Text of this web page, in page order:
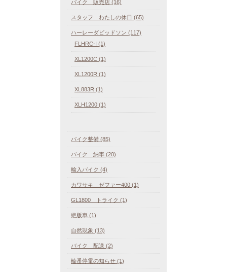
バイク 販売店 (16)
スタッフ わたしの休日 (65)
ハーレーダビッドソン (117)
FLHRC-I (1)
XL1200C (1)
XL1200R (1)
XL883R (1)
XLH1200 (1)
バイク整備 (85)
バイク 納車 (20)
輸入バイク (4)
カワサキ ゼファー400 (1)
GL1800 トライク (1)
絶版車 (1)
自然現象 (13)
バイク 配送 (2)
輪番停電の知らせ (1)